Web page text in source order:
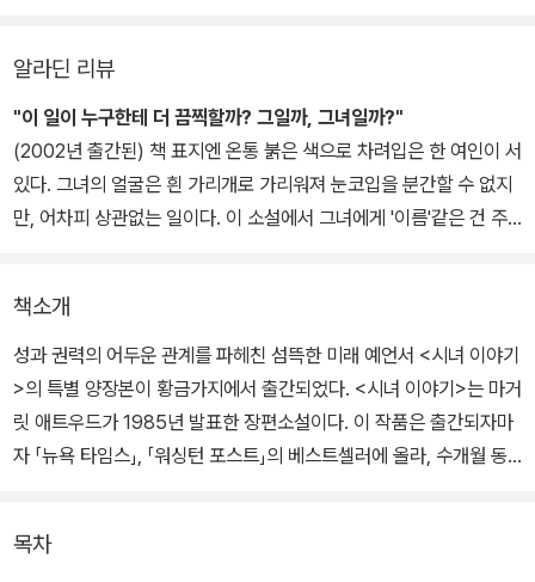
알라딘 리뷰
"이 일이 누구한테 더 끔찍할까? 그일까, 그녀일까?"
(2002년 출간된) 책 표지엔 온통 붉은 색으로 차려입은 한 여인이 서
있다. 그녀의 얼굴은 흰 가리개로 가리워져 눈코입을 분간할 수 없지
만, 어차피 상관없는 일이다. 이 소설에서 그녀에게 '이름'같은 건 주
없는 여러 원인들이 겹치고 겹쳐, 인류에게 끔찍한 재앙이 닥쳐 온다.
대부분의 여성들이 아이를 낳을 수 없는 불임상태에 놓이게 된 것. 그
러자 국가에서는 임신이 가능한 여성들을 강제로 징집, 관리하고 통
제하기 시작한다. 여성들은 신체적 기능에 의해 역할이 규정되고, 필
요한 곳에 '배급'된다. '하녀', '아주머니', '시녀', '아내' 등등등. 여성들
소설의 핵심이다. '시녀'는 출산이 가능한 생식능력을 가진 여성으로,
책소개
성과 권력의 어두운 관계를 파헤친 섬뜩한 미래 예언서 <시녀 이야기
>의 특별 양장본이 황금가지에서 출간되었다. <시녀 이야기>는 마거
릿 애트우드가 1985년 발표한 장편소설이다. 이 작품은 출간되자마
자 「뉴욕 타임스」, 「워싱턴 포스트」의 베스트셀러에 올라, 수개월 동
발표 당시 이 소설은 여성을 오직 자궁이라는 생식 기관을 가진 도구
목차